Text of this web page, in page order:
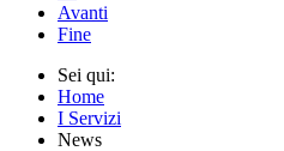
Avanti
Fine
Sei qui:
Home
I Servizi
News